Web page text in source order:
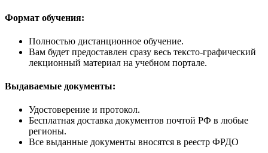
Формат обучения:
Полностью дистанционное обучение.
Вам будет предоставлен сразу весь тексто-графический
лекционный материал на учебном портале.
Выдаваемые документы:
Удостоверение и протокол.
Бесплатная доставка документов почтой РФ в любые
регионы.
Все выданные документы вносятся в реестр ФРДО